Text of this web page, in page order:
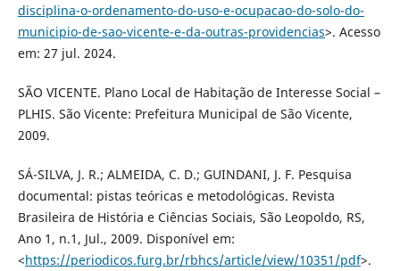
disciplina-o-ordenamento-do-uso-e-ocupacao-do-solo-do-
municipio-de-sao-vicente-e-da-outras-providencias>. Acesso
em: 27 jul. 2024.
SÃO VICENTE. Plano Local de Habitação de Interesse Social –
PLHIS. São Vicente: Prefeitura Municipal de São Vicente,
2009.
SÁ-SILVA, J. R.; ALMEIDA, C. D.; GUINDANI, J. F. Pesquisa
documental: pistas teóricas e metodológicas. Revista
Brasileira de História e Ciências Sociais, São Leopoldo, RS,
Ano 1, n.1, Jul., 2009. Disponível em:
<https://periodicos.furg.br/rbhcs/article/view/10351/pdf>.